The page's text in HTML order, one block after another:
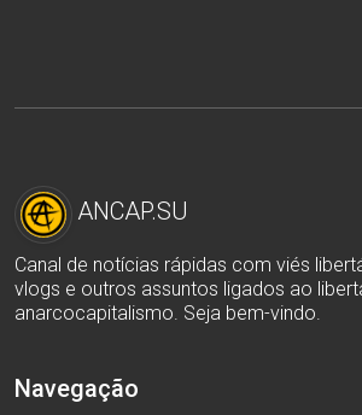
ANCAP.SU
Canal de notícias rápidas com viés
vlogs e outros assuntos ligados ao
anarcocapitalismo. Seja bem-vindo.
Navegação